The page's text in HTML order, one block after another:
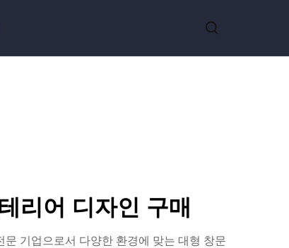
리어 디자인 구매
기업으로서 다양한 환경에 맞는 대형 창문